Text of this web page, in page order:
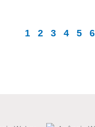
1 2 3 4 5 6